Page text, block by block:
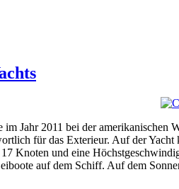
Jahr 2011 bei der
für das Exterieur. Auf der
Knoten und eine
auf dem Schiff. Auf dem